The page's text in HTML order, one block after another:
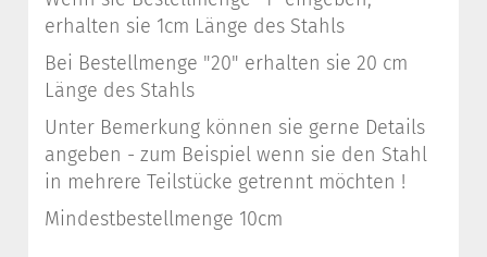
erhalten sie 1cm Länge des Stahls
Bei Bestellmenge "20" erhalten sie 20 cm
Länge des Stahls
Unter Bemerkung können sie gerne Details
angeben - zum Beispiel wenn sie den Stahl
in mehrere Teilstücke getrennt möchten !
Mindestbestellmenge 10cm